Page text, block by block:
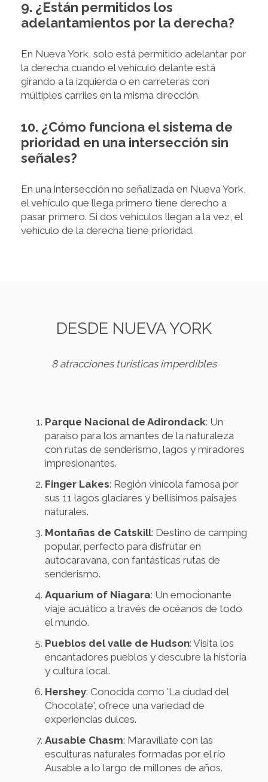
9. ¿Están permitidos los
adelantamientos por la derecha?
En Nueva York, solo está permitido adelantar por
la derecha cuando el vehículo delante está
girando a la izquierda o en carreteras con
múltiples carriles en la misma dirección.
10. ¿Cómo funciona el sistema de
prioridad en una intersección sin
señales?
En una intersección no señalizada en Nueva York,
el vehículo que llega primero tiene derecho a
pasar primero. Si dos vehículos llegan a la vez, el
vehículo de la derecha tiene prioridad.
DESDE NUEVA YORK
8 atracciones turísticas imperdibles
Parque Nacional de Adirondack: Un
paraíso para los amantes de la naturaleza
con rutas de senderismo, lagos y miradores
impresionantes.
Finger Lakes: Región vinícola famosa por
sus 11 lagos glaciares y bellísimos paisajes
naturales.
Montañas de Catskill: Destino de camping
popular, perfecto para disfrutar en
autocaravana, con fantásticas rutas de
senderismo.
Aquarium of Niagara: Un emocionante
viaje acuático a través de océanos de todo
el mundo.
Pueblos del valle de Hudson: Visita los
encantadores pueblos y descubre la historia
y cultura local.
Hershey: Conocida como 'La ciudad del
Chocolate', ofrece una variedad de
experiencias dulces.
Ausable Chasm: Maravíllate con las
esculturas naturales formadas por el río
Ausable a lo largo de millones de años.